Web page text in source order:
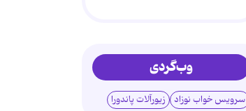
وب‌گردی
سرویس خواب نوزاد زیورآلات پاندورا